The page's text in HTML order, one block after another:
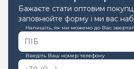
Бажаєте стати оптовим
заповнюйте форму і ми вас
Напишіть, як ми можемо до Вас
Введіть Ваш номер телефону